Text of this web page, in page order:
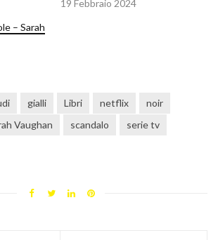
19 Febbraio 2024
– Sarah
gialli Libri netflix
noir
Vaughan scandalo
serie tv